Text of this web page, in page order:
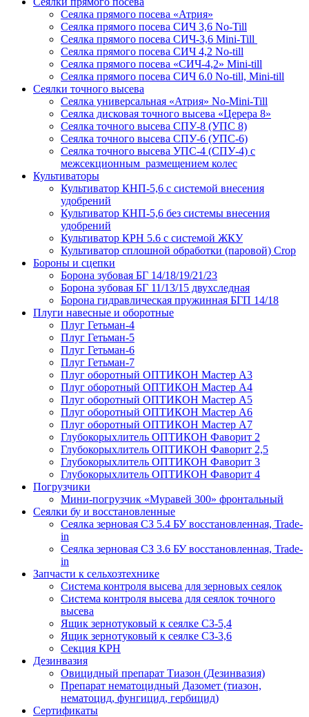
Сеялка прямого посева «Атрия»
Сеялка прямого посева СИЧ 3,6 No-Till
Сеялка прямого посева СИЧ-3,6 Mini-Till
Сеялка прямого посева СИЧ 4,2 No-till
Сеялка прямого посева «СИЧ-4,2» Mini-till
Сеялка прямого посева СИЧ 6.0 No-till, Mini-till
Сеялки точного высева
Сеялка универсальная «Атрия» No-Mini-Till
Сеялка дисковая точного высева «Церера 8»
Сеялка точного высева СПУ-8 (УПС 8)
Сеялка точного высева СПУ-6 (УПС-6)
Сеялка точного высева УПС-4 (СПУ-4) с
межсекционным размещением колес
Культиваторы
Культиватор КНП-5,6 с системой внесения
удобрений
Культиватор КНП-5,6 без системы внесения
удобрений
Культиватор КРН 5.6 с системой ЖКУ
Культиватор сплошной обработки (паровой) Crop
Бороны и сцепки
Борона зубовая БГ 14/18/19/21/23
Борона зубовая БГ 11/13/15 двухследная
Борона гидравлическая пружинная БГП 14/18
Плуги навесные и оборотные
Плуг Гетьман-4
Плуг Гетьман-5
Плуг Гетьман-6
Плуг Гетьман-7
Плуг оборотный ОПТИКОН Мастер А3
Плуг оборотный ОПТИКОН Мастер А4
Плуг оборотный ОПТИКОН Мастер А5
Плуг оборотный ОПТИКОН Мастер А6
Плуг оборотный ОПТИКОН Мастер А7
Глубокорыхлитель ОПТИКОН Фаворит 2
Глубокорыхлитель ОПТИКОН Фаворит 2,5
Глубокорыхлитель ОПТИКОН Фаворит 3
Глубокорыхлитель ОПТИКОН Фаворит 4
Погрузчики
Мини-погрузчик «Муравей 300» фронтальный
Сеялки бу и восстановленные
Сеялка зерновая СЗ 5.4 БУ восстановленная, Trade-
in
Сеялка зерновая СЗ 3.6 БУ восстановленная, Trade-
in
Запчасти к сельхозтехнике
Система контроля высева для зерновых сеялок
Система контроля высева для сеялок точного
высева
Ящик зернотуковый к сеялке СЗ-5,4
Ящик зернотуковый к сеялке СЗ-3,6
Секция КРН
Дезинвазия
Овицидный препарат Тиазон (Дезинвазия)
Препарат нематоцидный Дазомет (тиазон,
нематоцид, фунгицид, гербицид)
Сертификаты